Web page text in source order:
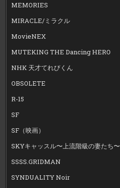
MEMORIES
MIRACLE/ミラクル
MovieNEX
MUTEKING THE Dancing HERO
NHK 天才てれびくん
OBSOLETE
R-15
SF
SF（映画）
SKYキャッスル〜上流階級の妻たち〜
SSSS.GRIDMAN
SYNDUALITY Noir